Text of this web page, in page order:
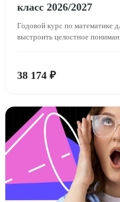
класс 2026/2027
Годовой курс по математике
выстроить целостное
38 174 ₽